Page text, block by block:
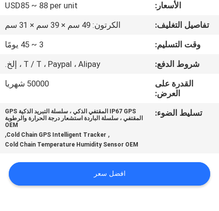
جولة
في
المعمل
مراقبة
اطلب
الأسعار:
USD85 ~ 88 per unit
تفاصيل التغليف:
الكرتون: 49 سم × 39 سم × 31 سم
وقت التسليم:
3 ~ 45 يومًا
شروط الدفع:
T / T ، Paypal ، Alipay ، إلخ.
القدرة على
العرض:
50000 شهريا
تسليط الضوء:
IP67 GPS المقتفي الذكي ، سلسلة التبريد الذكية GPS
المقتفي ، سلسلة الباردة استشعار درجة الحرارة والرطوبة
OEM
,
Cold Chain GPS Intelligent Tracker
,
Cold Chain Temperature Humidity Sensor OEM
افضل سعر